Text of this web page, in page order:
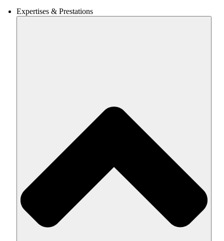
Expertises & Prestations